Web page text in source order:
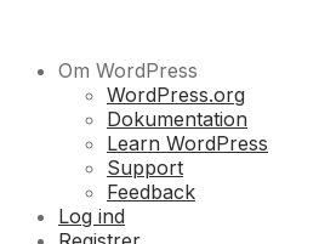
Om WordPress
WordPress.org
Dokumentation
Learn WordPress
Support
Feedback
Log ind